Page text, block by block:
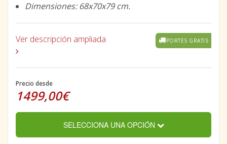
Dimensiones: 68x70x79 cm.
Ver descripción ampliada PORTES GRATIS
Precio desde
1499,00€
SELECCIONA UNA OPCIÓN